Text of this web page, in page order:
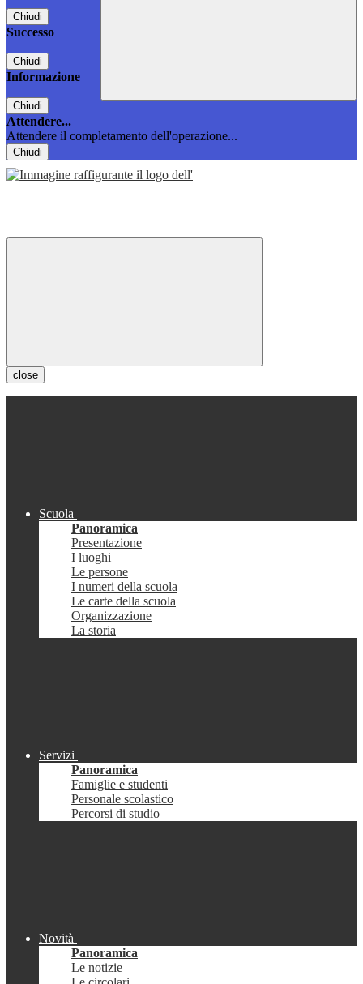
Chiudi
Successo
Chiudi
Informazione
Chiudi
Attendere...
Attendere il completamento dell'operazione...
Chiudi
close
Scuola
Panoramica
Presentazione
I luoghi
Le persone
I numeri della scuola
Le carte della scuola
Organizzazione
La storia
Servizi
Panoramica
Famiglie e studenti
Personale scolastico
Percorsi di studio
Novità
Panoramica
Le notizie